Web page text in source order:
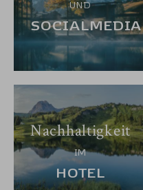
UND
SOCIALMEDIA
Nachhaltigkeit
IM
HOTEL